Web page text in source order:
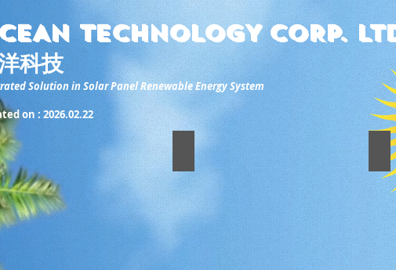
TECHNOLOGY CORP.
科技
Solution in Solar Panel Renewable Energy System
on : 2026.02.22
水太陽能 學校天台